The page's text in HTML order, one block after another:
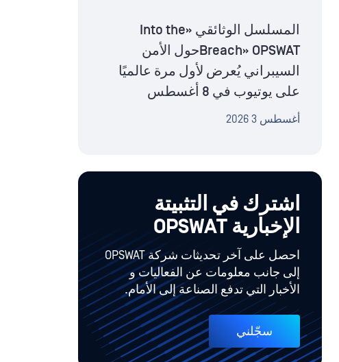
المسلسل الوثائقي «Into the
Breach» OPSWATحول الأمن
السيبراني يُعرض لأول مرة عالميًا
على يوتيوب في 8 أغسطس
أغسطس 3 2026
اشترك في التثبيتة
الإخبارية OPSWAT
احصل على آخر تحديثات شركة OPSWAT
إلى جانب معلومات عن الفعاليات و
الأخبار التي تدفع الصناعة إلى الأمام.
سجّلني